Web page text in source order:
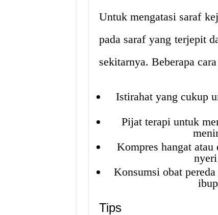
Untuk mengatasi saraf
pada saraf yang terjepit
sekitarnya. Beberapa
Istirahat yang cukup
Pijat terapi untuk
Kompres hangat
Konsumsi obat
Tips